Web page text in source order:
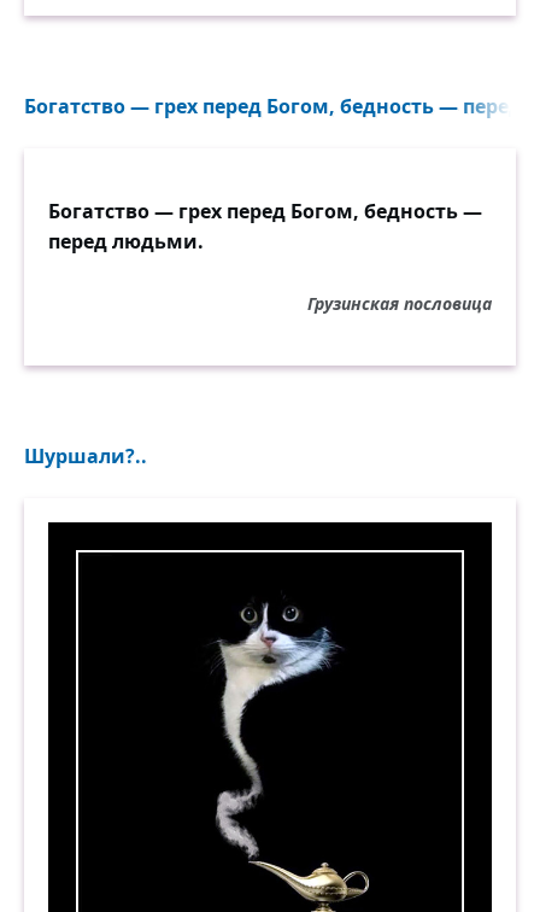
Богатство — грех перед Богом, бедность —
Богатство — грех перед Богом, бедность —
перед людьми.
Грузинская пословица
Шуршали?..